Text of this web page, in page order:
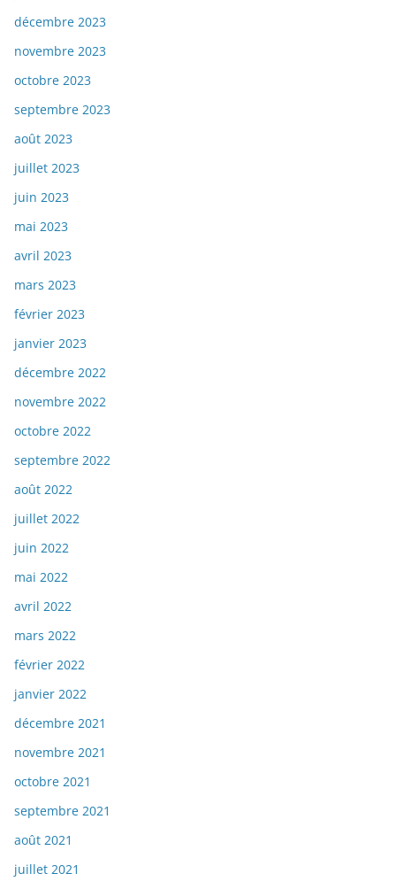
décembre 2023
novembre 2023
octobre 2023
septembre 2023
août 2023
juillet 2023
juin 2023
mai 2023
avril 2023
mars 2023
février 2023
janvier 2023
décembre 2022
novembre 2022
octobre 2022
septembre 2022
août 2022
juillet 2022
juin 2022
mai 2022
avril 2022
mars 2022
février 2022
janvier 2022
décembre 2021
novembre 2021
octobre 2021
septembre 2021
août 2021
juillet 2021